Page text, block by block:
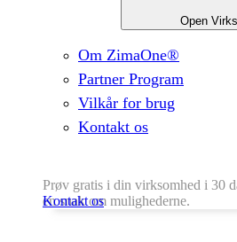
Open
Om ZimaOne®
Partner Program
Vilkår for brug
Kontakt os
Prøv gratis i din virksomhed i 30
en snak om mulighederne.
Kontakt os